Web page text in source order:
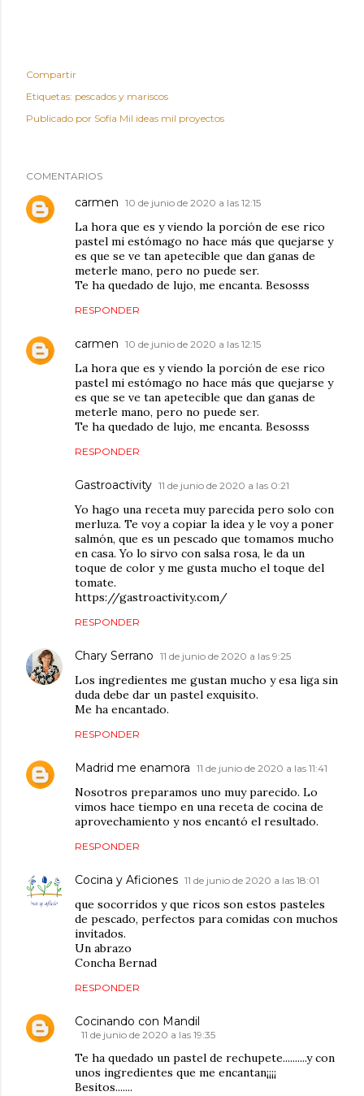
Compartir
Etiquetas: pescados y mariscos
Publicado por Sofía Mil ideas mil proyectos
COMENTARIOS
carmen 10 de junio de 2020 a las 12:15
La hora que es y viendo la porción de ese rico
pastel mi estómago no hace más que quejarse y
es que se ve tan apetecible que dan ganas de
meterle mano, pero no puede ser.
Te ha quedado de lujo, me encanta. Besosss
RESPONDER
carmen 10 de junio de 2020 a las 12:15
La hora que es y viendo la porción de ese rico
pastel mi estómago no hace más que quejarse y
es que se ve tan apetecible que dan ganas de
meterle mano, pero no puede ser.
Te ha quedado de lujo, me encanta. Besosss
RESPONDER
Gastroactivity 11 de junio de 2020 a las 0:21
Yo hago una receta muy parecida pero solo con
merluza. Te voy a copiar la idea y le voy a poner
salmón, que es un pescado que tomamos mucho
en casa. Yo lo sirvo con salsa rosa, le da un
toque de color y me gusta mucho el toque del
tomate.
https://gastroactivity.com/
RESPONDER
Chary Serrano 11 de junio de 2020 a las 9:25
Los ingredientes me gustan mucho y esa liga sin
duda debe dar un pastel exquisito.
Me ha encantado.
RESPONDER
Madrid me enamora 11 de junio de 2020 a las 11:41
Nosotros preparamos uno muy parecido. Lo
vimos hace tiempo en una receta de cocina de
aprovechamiento y nos encantó el resultado.
RESPONDER
Cocina y Aficiones 11 de junio de 2020 a las 18:01
que socorridos y que ricos son estos pasteles
de pescado, perfectos para comidas con muchos
invitados.
Un abrazo
Concha Bernad
RESPONDER
Cocinando con Mandil
11 de junio de 2020 a las 19:35
Te ha quedado un pastel de rechupete..........y con
unos ingredientes que me encantan¡¡¡¡
Besitos.......